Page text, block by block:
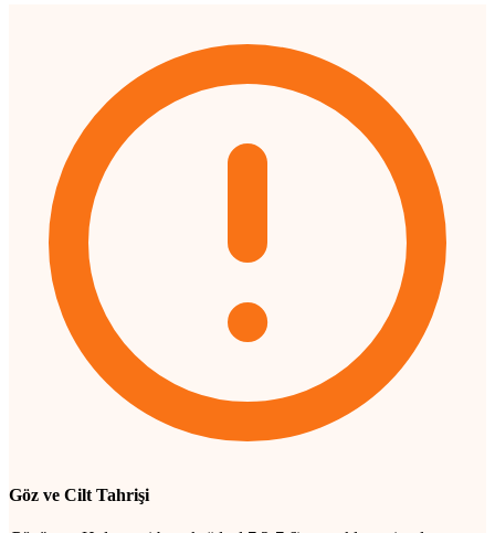
Göz ve Cilt Tahrişi